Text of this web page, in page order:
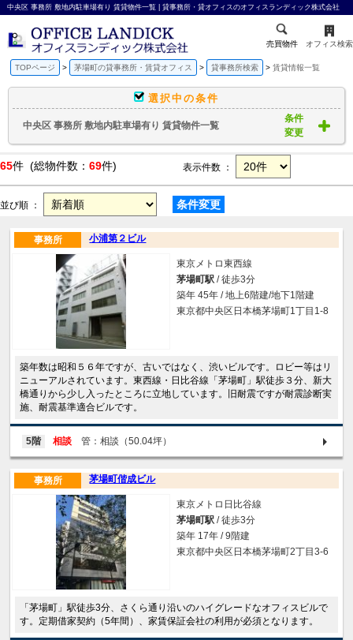
中央区 事務所 敷地内駐車場有り 賃貸物件一覧 | 貸事務所・貸オフィスのオフィスランディック株式会社
売買物件 オフィス検索
TOPページ 茅場町の貸事務所・賃貸オフィス 貸事務所検索 賃貸情報一覧
選択中の条件
中央区 事務所 敷地内駐車場有り 賃貸物件一覧
条件
変更
65件 (総物件数： 69件) 表示件数 ：
並び順 ： 条件変更
小浦第２ビル
事務所
東京メトロ東西線
茅場町駅 / 徒歩3分
築年 45年 / 地上6階建/地下1階建
東京都中央区日本橋茅場町1丁目1-8
築年数は昭和５６年ですが、古いではなく、渋いビルです。ロビー等はリ
ニューアルされています。東西線・日比谷線「茅場町」駅徒歩３分、新大
橋通りから少し入ったところに立地しています。旧耐震ですが耐震診断実
施、耐震基準適合ビルです。
5階 相談 管：相談（50.04坪）
茅場町偕成ビル
事務所
東京メトロ日比谷線
茅場町駅 / 徒歩3分
築年 17年 / 9階建
東京都中央区日本橋茅場町2丁目3-6
「茅場町」駅徒歩3分、さくら通り沿いのハイグレードなオフィスビルで
す。定期借家契約（5年間）、家賃保証会社の利用が必須となります。